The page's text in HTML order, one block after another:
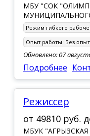
МБУ "СОК
Режим гибкого
Опыт работы: Без
Обновлено: 07
Подробнее
Режиссер
от 49810 руб.
МБУК "АГРЫЗСКАЯ